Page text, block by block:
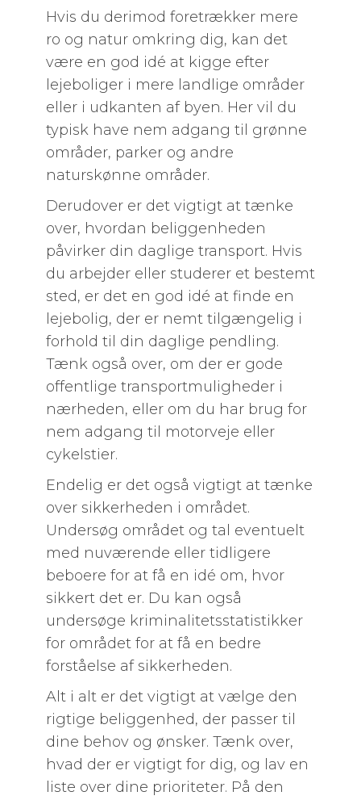
Hvis du derimod foretrækker mere
ro og natur omkring dig, kan det
være en god idé at kigge efter
lejeboliger i mere landlige områder
eller i udkanten af byen. Her vil du
typisk have nem adgang til grønne
områder, parker og andre
naturskønne områder.
Derudover er det vigtigt at tænke
over, hvordan beliggenheden
påvirker din daglige transport. Hvis
du arbejder eller studerer et bestemt
sted, er det en god idé at finde en
lejebolig, der er nemt tilgængelig i
forhold til din daglige pendling.
Tænk også over, om der er gode
offentlige transportmuligheder i
nærheden, eller om du har brug for
nem adgang til motorveje eller
cykelstier.
Endelig er det også vigtigt at tænke
over sikkerheden i området.
Undersøg området og tal eventuelt
med nuværende eller tidligere
beboere for at få en idé om, hvor
sikkert det er. Du kan også
undersøge kriminalitetsstatistikker
for området for at få en bedre
forståelse af sikkerheden.
Alt i alt er det vigtigt at vælge den
rigtige beliggenhed, der passer til
dine behov og ønsker. Tænk over,
hvad der er vigtigt for dig, og lav en
liste over dine prioriteter. På den